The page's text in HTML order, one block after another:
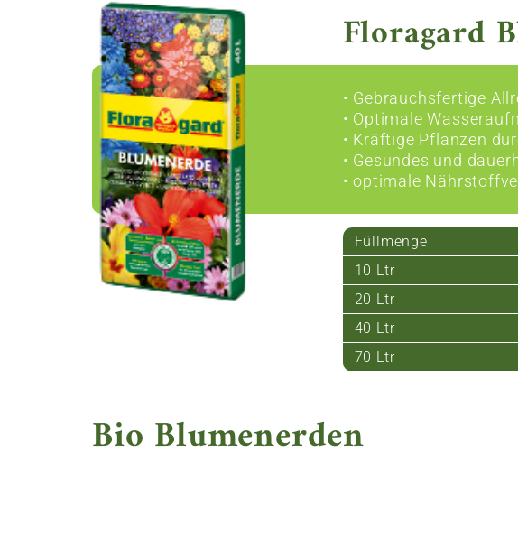
Floragard
• Gebrauchsfertige
• Optimale
• Kräftige Pflanzen
• Gesundes und
• optimale
Füllmenge
10 Ltr
20 Ltr
40 Ltr
70 Ltr
Bio Blumenerden